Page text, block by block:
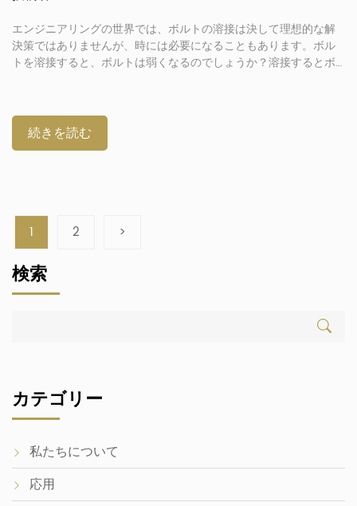
エンジニアリングの世界では、ボルトの溶接は決して理想的な解
決策ではありませんが、時には必要になることもあります。ボル
トを溶接すると、ボルトは弱くなるのでしょうか？溶接するとボ
スに関係します。この手法は通常、穴あけやタップ立てよりも迅
速かつ効率的ですが、欠点もあります。このトピックに関するす
べてを、以下のトピックを取り上げながら解説するこのディスカ
続きを読む
1 2 >
検索
カテゴリー
私たちについて
応用